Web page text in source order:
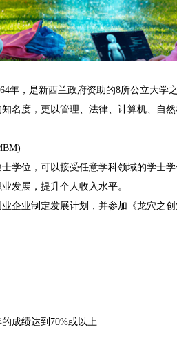
，是新西兰政府资助的8所公立大学
名度，更以管理、法律、计算机、自
位，可以接受任意学科领域的学士
发展，提升个人收入水平。
业制定发展计划，并参加《龙穴之创
成绩达到70%或以上